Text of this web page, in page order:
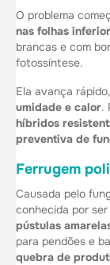
O problema
nas folhas
brancas e com
fotossíntese.
Ela avança
umidade e calor.
híbridos
preventiva de
Ferrugem
Causada pelo
conhecida por ser
pústulas
para pendões e
quebra de